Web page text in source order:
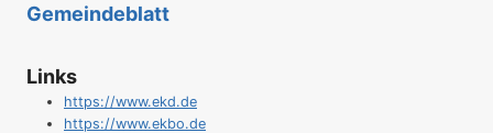
Gemeindeblatt
Links
https://www.ekd.de
https://www.ekbo.de